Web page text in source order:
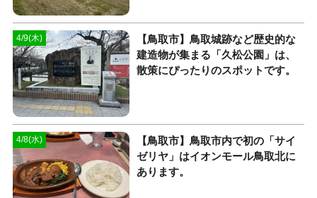
4/9(木)
【鳥取市】鳥取城跡など歴史的な
建造物が集まる「久松公園」は、
散策にぴったりのスポットです。
4/8(水)
【鳥取市】鳥取市内で初の「サイ
ゼリヤ」はイオンモール鳥取北に
あります。